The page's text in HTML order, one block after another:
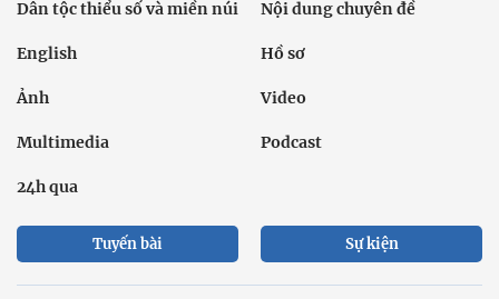
Dân tộc thiểu số và miền núi Nội dung chuyên đề
English Hồ sơ
Ảnh Video
Multimedia Podcast
24h qua
Tuyến bài Sự kiện